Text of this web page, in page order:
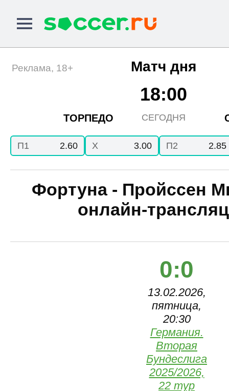
Матч дня
ТОРПЕДО
18:00
СЕГОДНЯ
Реклама, 18+
П1 2.60 X 3.00 П2 2.85
Фортуна - Пройcсен
онлайн-
0:0
13.02.2026,
пятница,
20:30
Германия.
Вторая
Бундеслига
2025/2026,
22 тур